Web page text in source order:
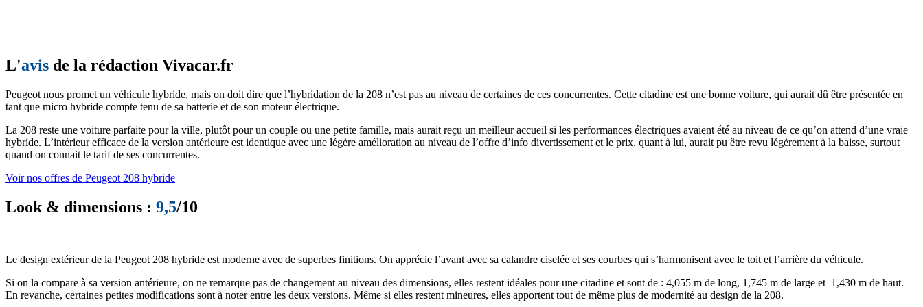
L'avis de la rédaction Vivacar.fr
Peugeot nous promet un véhicule hybride, mais on doit dire que l’hybridation de la 208 n’est pas au niveau de certaines de ces concurrentes. Cette citadine est une bonne voiture, qui aurait dû être présentée en
tant que micro hybride compte tenu de sa batterie et de son moteur électrique.
La 208 reste une voiture parfaite pour la ville, plutôt pour un couple ou une petite famille, mais aurait reçu un meilleur accueil si les performances électriques avaient été au niveau de ce qu’on attend d’une vraie
hybride. L’intérieur efficace de la version antérieure est identique avec une légère amélioration au niveau de l’offre d’info divertissement et le prix, quant à lui, aurait pu être revu légèrement à la baisse, surtout
quand on connait le tarif de ses concurrentes.
Voir nos offres de Peugeot 208 hybride
Look & dimensions : 9,5/10
Le design extérieur de la Peugeot 208 hybride est moderne avec de superbes finitions. On apprécie l’avant avec sa calandre ciselée et ses courbes qui s’harmonisent avec le toit et l’arrière du véhicule.
Si on la compare à sa version antérieure, on ne remarque pas de changement au niveau des dimensions, elles restent idéales pour une citadine et sont de : 4,055 m de long, 1,745 m de large et 1,430 m de haut.
En revanche, certaines petites modifications sont à noter entre les deux versions. Même si elles restent mineures, elles apportent tout de même plus de modernité au design de la 208.